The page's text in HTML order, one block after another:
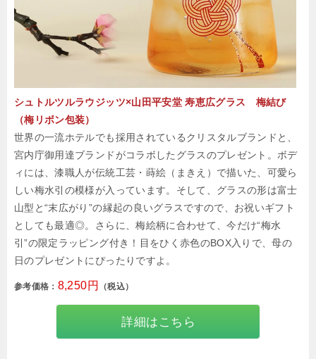
シュトルツルラウジッツ×山田平安堂 寿恵広グラス 梅結び
（梅リボン包装）
世界の一流ホテルでも採用されているクリスタルブランドと、
宮内庁御用達ブランドがコラボしたグラスのプレゼント。ボデ
ィには、漆職人が伝統工芸・蒔絵（まきえ）で描いた、可愛ら
しい梅水引の模様が入っています。そして、グラスの形は富士
山型と“末広がり”の縁起の良いグラスですので、お祝いギフト
としても最適◎。さらに、梅絵柄に合わせて、今だけ“梅水
引”の限定ラッピング付き！目をひく赤色のBOX入りで、母の
日のプレゼントにぴったりですよ。
参考価格： 8,250円 （税込）
詳細はこちら